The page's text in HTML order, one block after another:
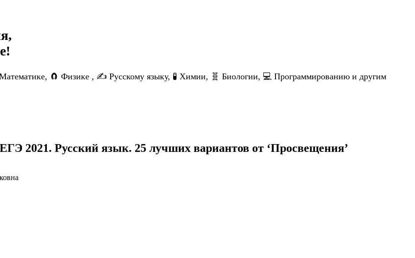
🧲 Физике , ✍️ Русскому языку, 🧪 Химии, 🧬 Биологии, 💻 Программированию и другим
2021. Русский язык. 25 лучших вариантов от ‘Просвещения’